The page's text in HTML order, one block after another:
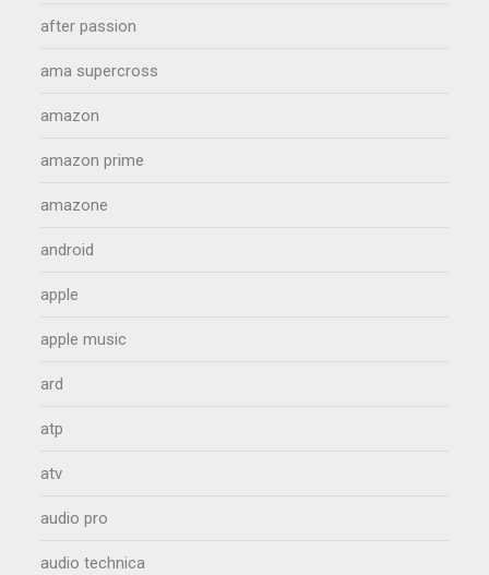
after passion
ama supercross
amazon
amazon prime
amazone
android
apple
apple music
ard
atp
atv
audio pro
audio technica